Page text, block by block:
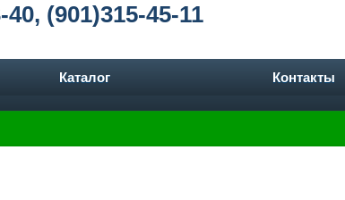
(901)315-45-11
Каталог Контакты